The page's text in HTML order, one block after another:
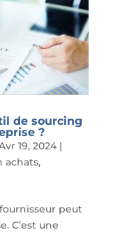
de sourcing
?
19, 2024|
achats,
peut
C’est une